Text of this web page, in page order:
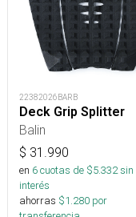
22382026BARB
Deck Grip Splitter
Balin
$ 31.990
en 6cuotas de $5.332sin
interés
ahorras $1.280 por